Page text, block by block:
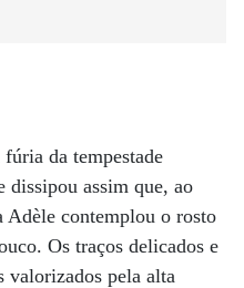
da tempestade
dissipou assim que, ao
Adèle contemplou o rosto
Os traços delicados e
valorizados pela alta